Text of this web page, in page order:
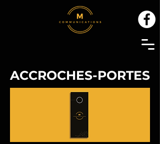
ACCROCHES-PORTES